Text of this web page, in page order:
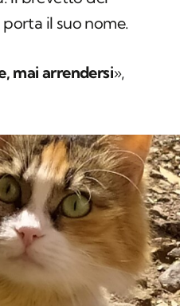
il suo nome.
mai arrendersi»,